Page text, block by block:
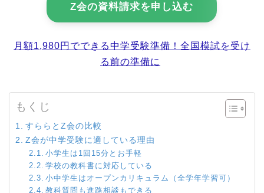
Z会の資料請求を申し込む
月額1,980円でできる中学受験準備！全国模試を受け
る前の準備に
もくじ
すららとZ会の比較
Z会が中学受験に適している理由
小学生は1回15分とお手軽
学校の教科書に対応している
小中学生はオープンカリキュラム（全学年学習可）
教科質問も進路相談もできる